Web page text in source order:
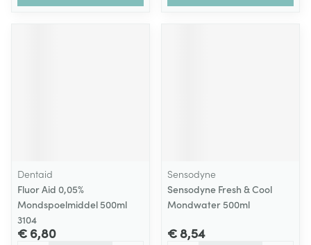
Dentaid
Fluor Aid 0,05%
Mondspoelmiddel 500ml
3104
€ 6,80
Sensodyne
Sensodyne Fresh & Cool
Mondwater 500ml
€ 8,54